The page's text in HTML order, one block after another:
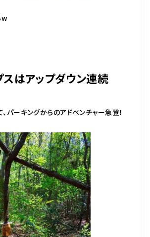
w
はアップダウン連続
パーキングからのアドベンチャー急登！